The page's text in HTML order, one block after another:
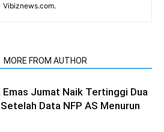
Vibiznews.com.
MORE FROM AUTHOR
Emas Jumat Naik Tertinggi Dua
Data NFP AS Menurun